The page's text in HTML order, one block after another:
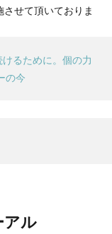
せて頂いておりま
るために。個の力
の今
アル